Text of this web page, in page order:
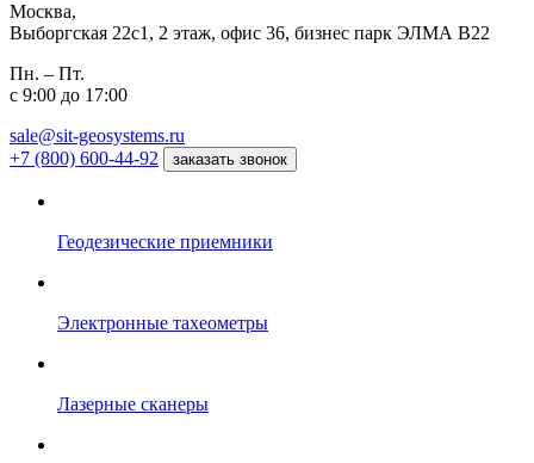
Москва,
Выборгская 22с1, 2 этаж, офис 36, бизнес парк ЭЛМА В22
Пн. – Пт.
с 9:00 до 17:00
sale@sit-geosystems.ru
+7 (800) 600-44-92
заказать звонок
Геодезические приемники
Электронные тахеометры
Лазерные сканеры